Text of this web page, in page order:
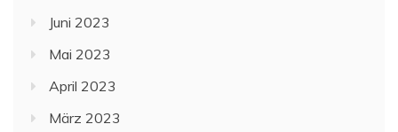
Juni 2023
Mai 2023
April 2023
März 2023